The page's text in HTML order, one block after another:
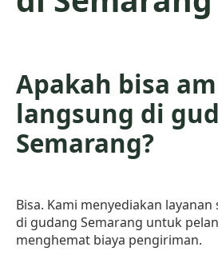
Apakah bisa
langsung di
Semarang?
Bisa. Kami menyediakan
di gudang Semarang untuk
menghemat biaya pengiriman.